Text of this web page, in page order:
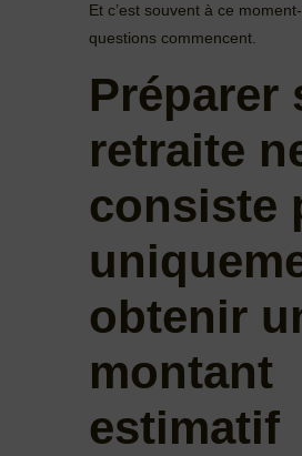
Et c’est souvent à ce
questions commencent.
Préparer
retraite
consiste
obtenir
montant
estimatif